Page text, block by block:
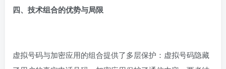
四、技术组合的优势与局限
虚拟号码与加密应用的组合提供了多层保护：虚拟号码隐藏